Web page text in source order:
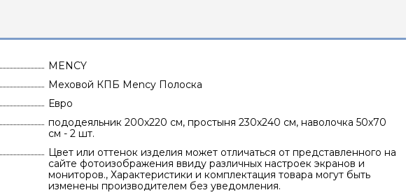
MENCY
Меховой КПБ Mency Полоска
Евро
пододеяльник 200х220 см, простыня 230х240 см, наволочка 50х70
см - 2 шт.
Цвет или оттенок изделия может отличаться от представленного на
сайте фотоизображения ввиду различных настроек экранов и
мониторов., Характеристики и комплектация товара могут быть
изменены производителем без уведомления.